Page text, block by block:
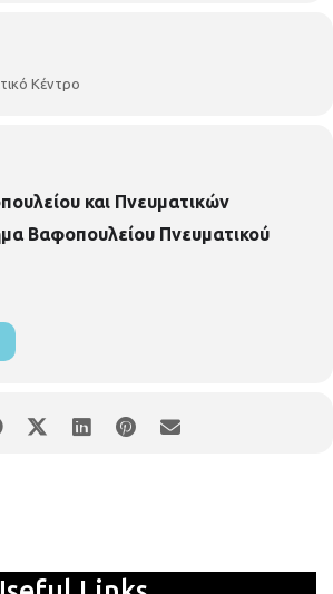
Κέντρο
και Πνευματικών
Βαφοπουλείου Πνευματικού